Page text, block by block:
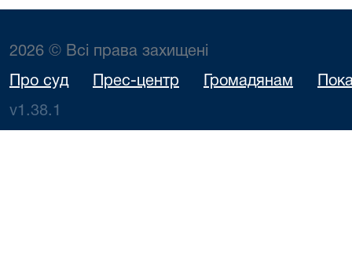
2026 © Всі права захищені
Про суд Прес-центр Громадянам
v1.38.1